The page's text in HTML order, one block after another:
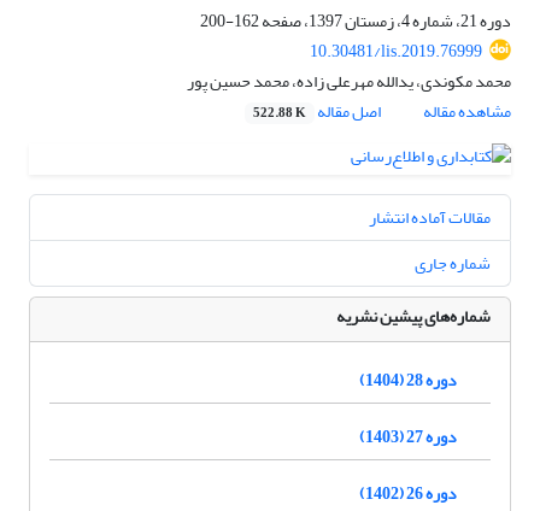
دوره 21، شماره 4، زمستان 1397، صفحه
162-200
10.30481/lis.2019.76999
محمد مکوندی، یدالله مهرعلی زاده، محمد حسین پور
مشاهده مقاله
اصل مقاله 522.88 K
مقالات آماده انتشار
شماره جاری
شماره‌های پیشین نشریه
دوره 28 (1404)
دوره 27 (1403)
دوره 26 (1402)